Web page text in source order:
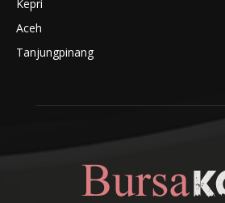
Kepri
Aceh
Tanjungpinang